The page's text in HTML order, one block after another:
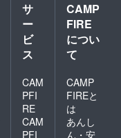
サ
ー
ビ
ス
CAM
PFI
RE
CAM
PFI
CAMP
FIRE
につい
て
CAMP
FIREと
は
あんし
ん・安